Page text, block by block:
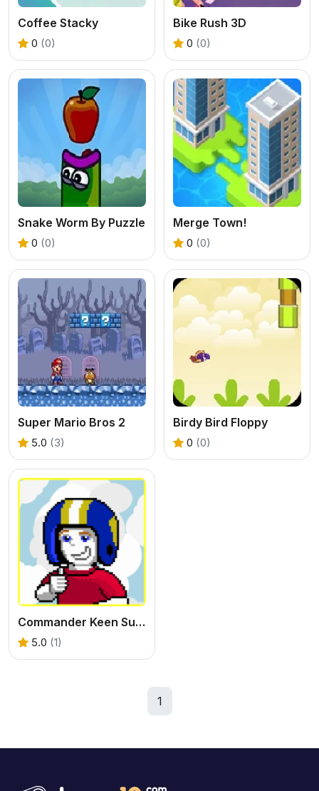
Coffee Stacky
0 (0)
Bike Rush 3D
0 (0)
Snake Worm By Puzzle
0 (0)
Merge Town!
0 (0)
Super Mario Bros 2
5.0 (3)
Birdy Bird Floppy
0 (0)
Commander Keen Summer Edition
5.0 (1)
1